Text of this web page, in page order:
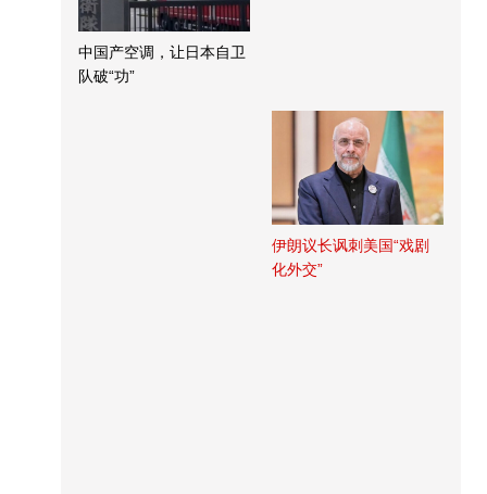
中国产空调，让日本自卫
队破“功”
伊朗议长讽刺美国“戏剧
化外交”